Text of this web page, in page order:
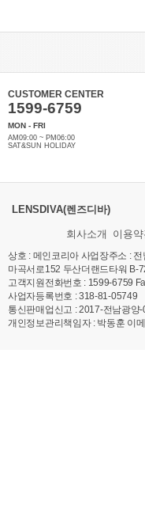
CUSTOMER CENTER
1599-6759
MON - FRI
AM09:00 ~ PM06:00
SAT&SUN HOLIDAY
LENSDIVA(렌즈디바)
회사소개 이용
상호 : 메인코리아 사업장주소 :
마곡서로152 두산더랜드타워 B-
고객지원전화번호 : 1599-6759
사업자등록번호 : 318-81-05749
통신판매업신고 :2017-전남광양-
개인정보관리책임자 : 박동훈 이